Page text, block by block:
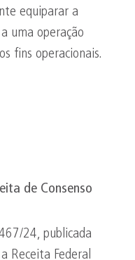
equiparar a
uma operação
fins operacionais.
de Consenso
24, publicada
Receita Federal